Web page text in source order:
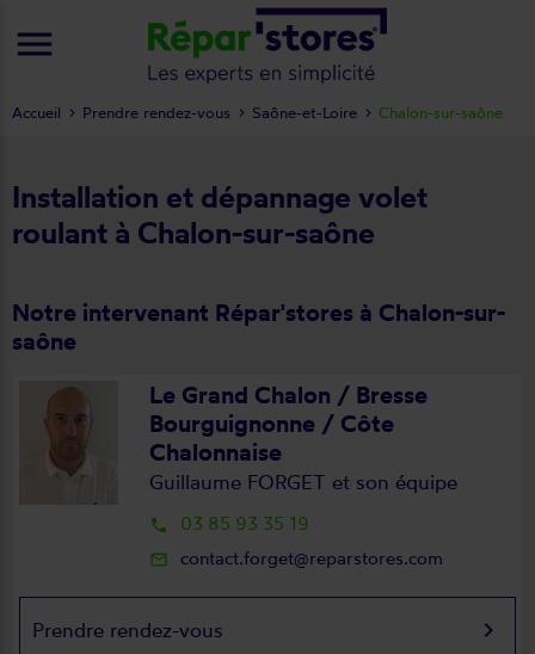
Installation et dépannage volet
roulant à Chalon-sur-saône
Notre intervenant Répar'stores à Chalon-sur-
saône
Le Grand Chalon / Bresse
Bourguignonne / Côte
Chalonnaise
Guillaume FORGET et son équipe
local_phone 03 85 93 35 19
mail_outline contact.forget@reparstores.com
Prendre rendez-vous keyboard_arrow_right
Accueil Prendre rendez-vous Saône-et-Loire Chalon-sur-saône
menu